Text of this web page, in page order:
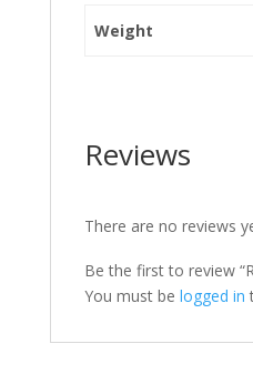
Weight
Reviews
There are no reviews
Be the first to review
You must be logged in